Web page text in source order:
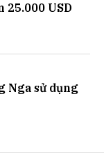
25.000 USD
Nga sử dụng